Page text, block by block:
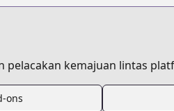
pelacakan kemajuan lintas
ons